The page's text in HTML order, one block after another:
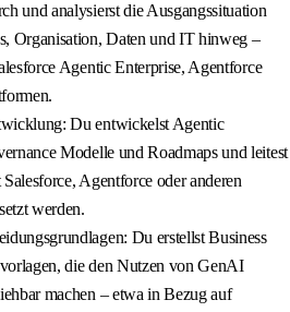
und analysierst die Ausgangssituation
Organisation, Daten und IT hinweg –
Agentic Enterprise, Agentforce
Du entwickelst Agentic
Modelle und Roadmaps und leitest
Agentforce oder anderen
werden.
Du erstellst Business
die den Nutzen von GenAI
machen – etwa in Bezug auf